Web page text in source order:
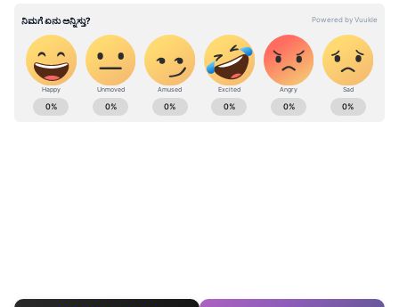
ಕರ್ನಾಟಕ, ಭಾರತ ( India News) ಮತ್ತು ಜಗತ್ತಿನ